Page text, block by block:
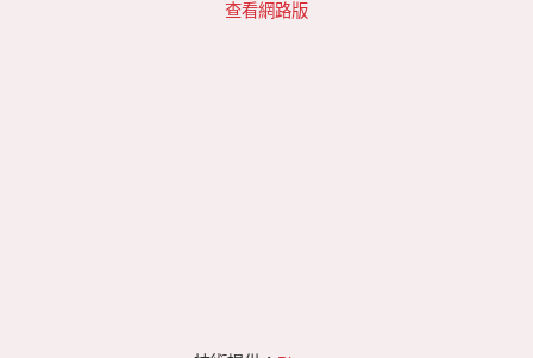
查看網路版